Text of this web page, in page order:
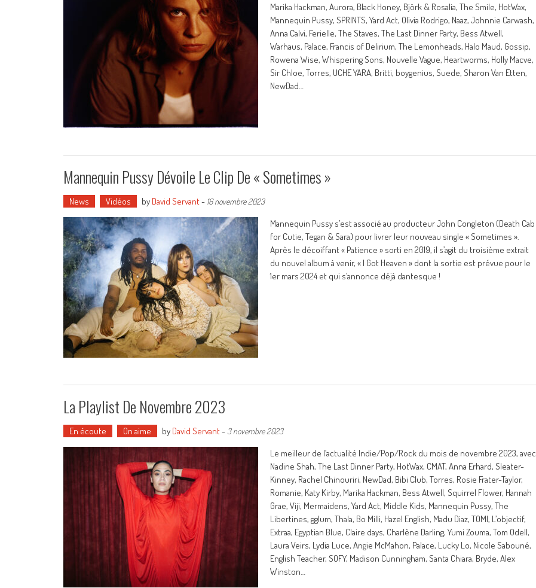
Marika Hackman, Aurora, Black Honey, Björk & Rosalia, The Smile, HotWax,
Mannequin Pussy, SPRINTS, Yard Act, Olivia Rodrigo, Naaz, Johnnie Carwash,
Anna Calvi, Ferielle, The Staves, The Last Dinner Party, Bess Atwell,
Warhaus, Palace, Francis of Delirium, The Lemonheads, Halo Maud, Gossip,
Rowena Wise, Whispering Sons, Nouvelle Vague, Heartworms, Holly Macve,
Sir Chloe, Torres, UCHE YARA, Britti, boygenius, Suede, Sharon Van Etten,
NewDad…
Mannequin Pussy Dévoile Le Clip De « Sometimes »
News Vidéos by David Servant- 16 novembre 2023
Mannequin Pussy s’est associé au producteur John Congleton (Death Cab
for Cutie, Tegan & Sara) pour livrer leur nouveau single « Sometimes ».
Après le décoiffant « Patience » sorti en 2019, il s’agit du troisième extrait
du nouvel album à venir, « I Got Heaven » dont la sortie est prévue pour le
1er mars 2024 et qui s’annonce déjà dantesque !
La Playlist De Novembre 2023
En écoute On aime by David Servant- 3 novembre 2023
Le meilleur de l’actualité Indie/Pop/Rock du mois de novembre 2023, avec
Nadine Shah, The Last Dinner Party, HotWax, CMAT, Anna Erhard, Sleater-
Kinney, Rachel Chinouriri, NewDad, Bibi Club, Torres, Rosie Frater-Taylor,
Romanie, Katy Kirby, Marika Hackman, Bess Atwell, Squirrel Flower, Hannah
Grae, Viji, Mermaidens, Yard Act, Middle Kids, Mannequin Pussy, The
Libertines, gglum, Thala, Bo Milli, Hazel English, Madu Diaz, TOMI, L’objectif,
Extraa, Egyptian Blue, Claire days, Charlène Darling, Yumi Zouma, Tom Odell,
Laura Veirs, Lydia Luce, Angie McMahon, Palace, Lucky Lo, Nicole Sabouné,
English Teacher, SOFY, Madison Cunningham, Santa Chiara, Bryde, Alex
Winston…